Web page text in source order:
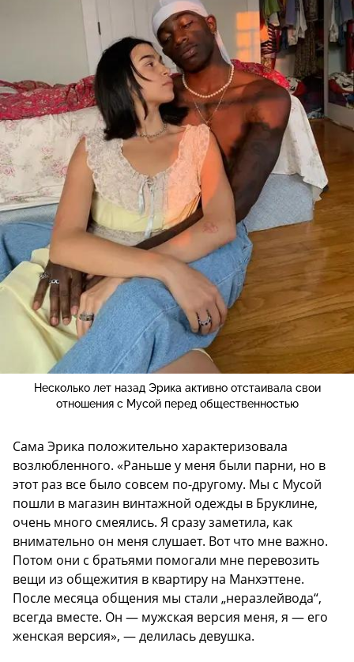
Несколько лет назад Эрика активно отстаивала свои
отношения с Мусой перед общественностью
Сама Эрика положительно характеризовала
возлюбленного. «Раньше у меня были парни, но в
этот раз все было совсем по-другому. Мы с Мусой
пошли в магазин винтажной одежды в Бруклине,
очень много смеялись. Я сразу заметила, как
внимательно он меня слушает. Вот что мне важно.
Потом они с братьями помогали мне перевозить
вещи из общежития в квартиру на Манхэттене.
После месяца общения мы стали „неразлейвода“,
всегда вместе. Он — мужская версия меня, я — его
женская версия», — делилась девушка.